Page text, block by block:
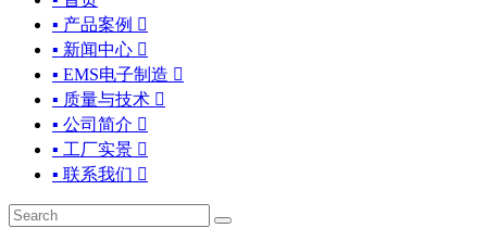
▪ 产品案例 
▪ 新闻中心 
▪ EMS电子制造 
▪ 质量与技术 
▪ 公司简介 
▪ 工厂实景 
▪ 联系我们 